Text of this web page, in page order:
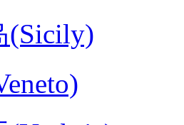
(Sicily)